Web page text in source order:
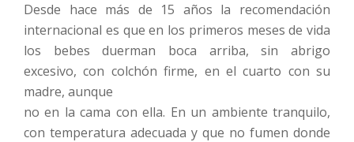
Desde hace más de 15 años la recomendación
internacional es que en los primeros meses de vida
los bebes duerman boca arriba, sin abrigo
excesivo, con colchón firme, en el cuarto con su
madre, aunque
no en la cama con ella. En un ambiente tranquilo,
con temperatura adecuada y que no fumen donde